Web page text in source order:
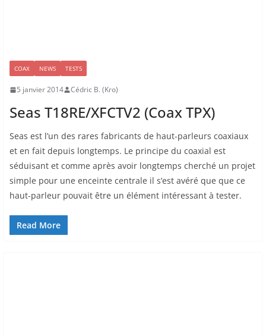
COAX NEWS TESTS
5 janvier 2014 Cédric B. (Kro)
Seas T18RE/XFCTV2 (Coax TPX)
Seas est l’un des rares fabricants de haut-parleurs coaxiaux
et en fait depuis longtemps. Le principe du coaxial est
séduisant et comme après avoir longtemps cherché un projet
simple pour une enceinte centrale il s’est avéré que que ce
haut-parleur pouvait être un élément intéressant à tester.
Read More